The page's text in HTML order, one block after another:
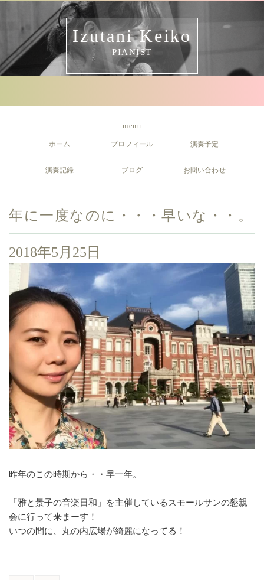
Izutani Keiko
PIANIST
menu
ホーム プロフィール 演奏予定
演奏記録 ブログ お問い合わせ
年に一度なのに・・・早いな・・。
2018年5月25日
昨年のこの時期から・・早一年。
「雅と景子の音楽日和」を主催しているスモールサンの懇親
会に行って来まーす！
いつの間に、丸の内広場が綺麗になってる！